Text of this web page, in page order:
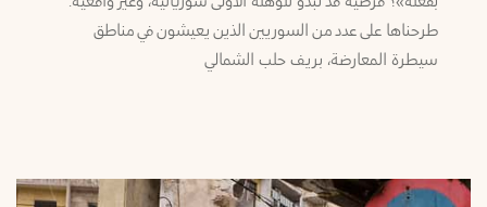
طرحناها على عدد من السوريين الذين يعيشون في مناطق
سيطرة المعارضة، بريف حلب الشمالي